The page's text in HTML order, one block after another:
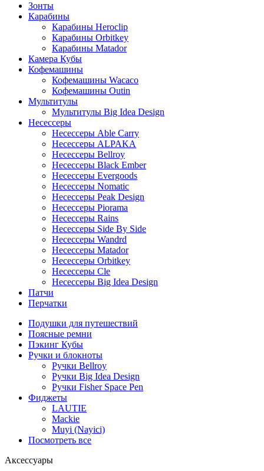
Зонты
Карабины
Карабины Heroclip
Карабины Orbitkey
Карабины Matador
Камера Кубы
Кофемашины
Кофемашины Wacaco
Кофемашины Outin
Мультитулы
Мультитулы Big Idea Design
Несессеры
Несессеры Able Carry
Несессеры ALPAKA
Несессеры Bellroy
Несессеры Black Ember
Несессеры Evergoods
Несессеры Nomatic
Несессеры Peak Design
Несессеры Piorama
Несессеры Rains
Несессеры Side By Side
Несессеры Wandrd
Несессеры Matador
Несессеры Orbitkey
Несессеры Cle
Несессеры Big Idea Design
Патчи
Перчатки
Подушки для путешествий
Поясные ремни
Пэкинг Кубы
Ручки и блокноты
Ручки Bellroy
Ручки Big Idea Design
Ручки Fisher Space Pen
Фиджеты
LAUTIE
Mackie
Muyi (Nayici)
Посмотреть все
Аксессуары